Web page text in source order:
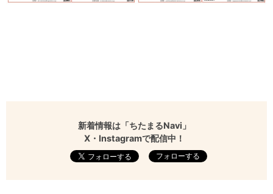
新着情報は「ちたまるNavi」
X・Instagramで配信中！
フォローする